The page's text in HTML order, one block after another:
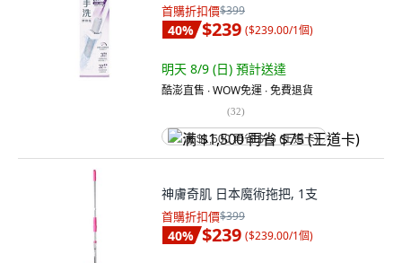
首購折扣價$399
40% $239 ($239.00/1個)
明天 8/9 (日) 預計送達
酷澎直售 ∙ WOW免運 ∙ 免費退貨
(32)
满 $1,500 再省 $75 (王道卡)
神膚奇肌 日本魔術拖把, 1支
首購折扣價$399
40% $239 ($239.00/1個)